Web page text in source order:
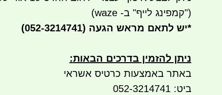
("קמפינג לייף" ב- waze)
*יש לתאם מראש הגעה (052-3214741)
ניתן להזמין בדרכים הבאות:
באתר באמצעות כרטיס אשראי
ביט: 052-3214741